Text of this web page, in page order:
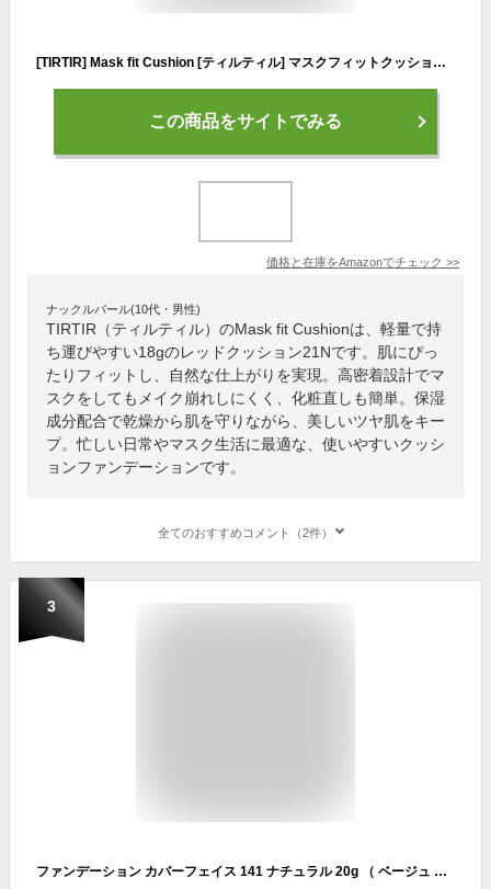
[TIRTIR] Mask fit Cushion [ティルティル] マスクフィットクッション 本体 18g RED CUSHION 21N
この商品をサイトでみる
価格と在庫をAmazonでチェック >>
ナックルバール(10代・男性)
TIRTIR（ティルティル）のMask fit Cushionは、軽量で持
ち運びやすい18gのレッドクッション21Nです。肌にぴっ
たりフィットし、自然な仕上がりを実現。高密着設計でマ
スクをしてもメイク崩れしにくく、化粧直しも簡単。保湿
成分配合で乾燥から肌を守りながら、美しいツヤ肌をキー
プ。忙しい日常やマスク生活に最適な、使いやすいクッシ
ョンファンデーションです。
全てのおすすめコメント（2件）
3
ファンデーション カバーフェイス 141 ナチュラル 20g （ ベージュ コンシーラー カバーファンデーション ニキビ跡 シミ 毛穴 日本製 ）【 ナチュラクター 】